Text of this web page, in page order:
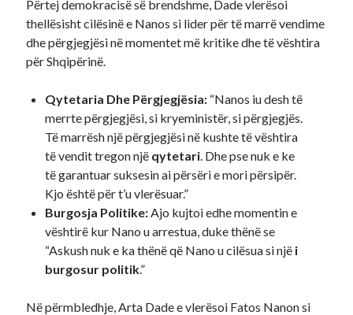
Përtej demokracisë së brendshme, Dade vlerësoi
thellësisht cilësinë e Nanos si lider për të marrë vendime
dhe përgjegjësi në momentet më kritike dhe të vështira
për Shqipërinë.
Qytetaria Dhe Përgjegjësia: “Nanos iu desh të
merrte përgjegjësi, si kryeministër, si përgjegjës.
Të marrësh një përgjegjësi në kushte të vështira
të vendit tregon një qytetari. Dhe pse nuk e ke
të garantuar suksesin ai përsëri e mori përsipër.
Kjo është për t’u vlerësuar.”
Burgosja Politike:Ajo kujtoi edhe momentin e
vështirë kur Nano u arrestua, duke thënë se
“Askush nuk e ka thënë që Nano u cilësua si një i
burgosur politik.”
Në përmbledhje, Arta Dade e vlerësoi Fatos Nanon si